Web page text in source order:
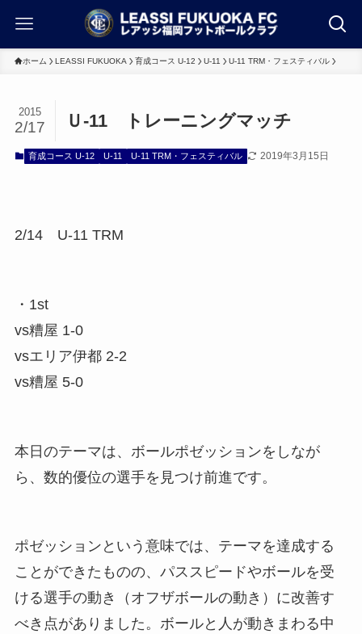
ホーム LEASSI FUKUOKA 育成コース U-12 U-11 U-11 TRM・フェスティバル
Ｕ-11 トレーニングマッチ
2015
2/17
育成コース U-12 U-11 U-11 TRM・フェスティバル 2019年3月15日
2/14 U-11 TRM
・1st
vs糟屋 1-0
vsエリア伊都 2-2
vs糟屋 5-0
本日のテーマは、ボールポゼッションをしなが
ら、数的優位の選手を見つけ前進です。
ポゼッションという意味では、テーマを達成する
ことができたものの、パススピードやボールを受
ける選手の動き（オフザボールの動き）に改善す
べき点がありました。ボールと人が動きまわる中